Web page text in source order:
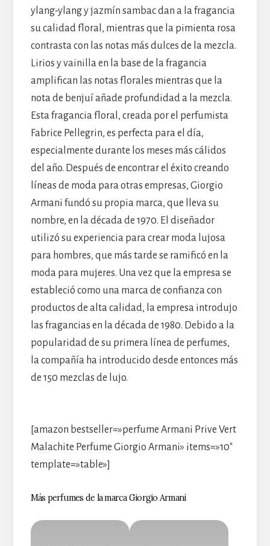
ylang-ylang y jazmín sambac dan a la fragancia
su calidad floral, mientras que la pimienta rosa
contrasta con las notas más dulces de la mezcla.
Lirios y vainilla en la base de la fragancia
amplifican las notas florales mientras que la
nota de benjuí añade profundidad a la mezcla.
Esta fragancia floral, creada por el perfumista
Fabrice Pellegrin, es perfecta para el día,
especialmente durante los meses más cálidos
del año. Después de encontrar el éxito creando
líneas de moda para otras empresas, Giorgio
Armani fundó su propia marca, que lleva su
nombre, en la década de 1970. El diseñador
utilizó su experiencia para crear moda lujosa
para hombres, que más tarde se ramificó en la
moda para mujeres. Una vez que la empresa se
estableció como una marca de confianza con
productos de alta calidad, la empresa introdujo
las fragancias en la década de 1980. Debido a la
popularidad de su primera línea de perfumes,
la compañía ha introducido desde entonces más
de 150 mezclas de lujo.
[amazon bestseller=»perfume Armani Prive Vert
Malachite Perfume Giorgio Armani» items=»10″
template=»table»]
Más perfumes de la marca Giorgio Armani